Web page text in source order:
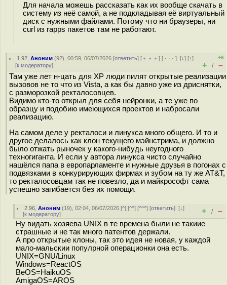
Для начала можешь рассказать как их вообще скачать в
систему из неё самой, а не подкладывая её виртуальный
диск с нужными файлами. Потому что ни браузеры, ни
curl из rapps пакетов там не работают.
1.92 ,Аноним (92), 00:59, 06/07/2026 [ответить] [ ﹢﹢﹢] [ · · ·][↓] [↑]
[к модератору]
+6
+ / –
Там уже лет н-цать для XP люди пилят открытые реализации
вызовов не то что из Vista, а как бы давно уже из дриснятки,
с разморозкой ректалосовцев.
Видимо кто-то открыл для себя нейронки, а те уже по
образцу и подобию имеющихся проектов и набросали
реализацию.
На самом деле у ректалоси и линукса много общего. И то и
другое делалось как клон текущего мэйнстрима, и должно
было отжать рыночек у какого-нибудь неугодного
техногиганта. И если у автора линукса чисто случайно
нашёлся папа в европарламенте и нужные друзья в погонах с
подвязками в конкурирующих фирмах и зубом на ту же AT&T,
то ректалосовцам так не повезло, да и майкрософт сама
успешно загибается без их помощи.
2.96 ,Аноним (19), 02:04, 06/07/2026 [^] [^^] [^^^] [ответить][↓]
[к модератору] + / –
Ну видать хозяева UNIX в те времена были не такиие
страшные и не так много патентов держали.
А про открытые клоны, так это идея не новая, у каждой
мало-мальскии популрной операционки она есть.
UNIX=GNU/Linux
Windows=ReactOS
BeOS=HaikuOS
AmigaOS=AROS